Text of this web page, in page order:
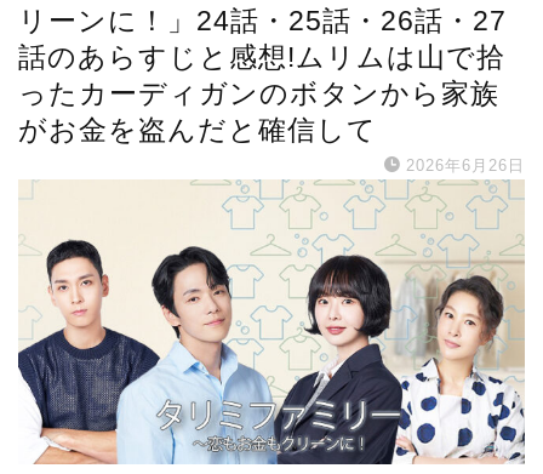
リーンに！」24話・25話・26話・27
話のあらすじと感想!ムリムは山で拾
ったカーディガンのボタンから家族
がお金を盗んだと確信して
2026年6月26日